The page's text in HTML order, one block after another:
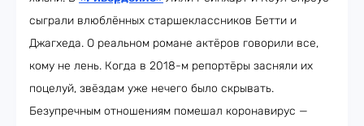
сыграли влюблённых старшеклассников Бетти и
Джагхеда. О реальном романе актёров говорили все,
кому не лень. Когда в 2018-м репортёры засняли их
поцелуй, звёздам уже нечего было скрывать.
Безупречным отношениям помешал коронавирус —